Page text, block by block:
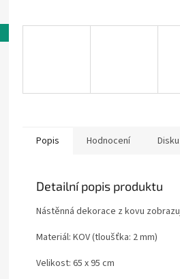
Popis Hodnocení
Detailní popis produktu
Nástěnná dekorace z kovu
Materiál: KOV (tloušťka: 2 mm)
Velikost: 65 x 95 cm